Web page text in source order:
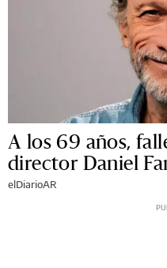
A los 69 años,
director Daniel
elDiarioAR